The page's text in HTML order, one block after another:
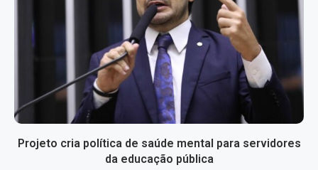
Projeto cria política de saúde mental para servidores
da educação pública